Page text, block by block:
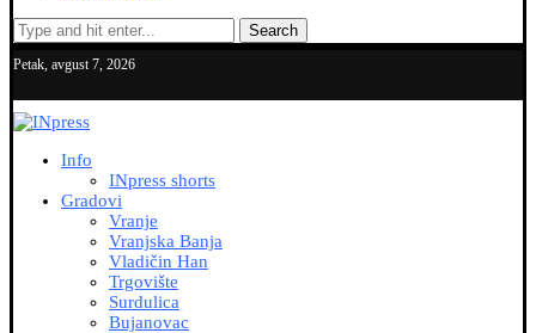
Search
Petak, avgust 7, 2026
Info
INpress shorts
Gradovi
Vranje
Vranjska Banja
Vladičin Han
Trgovište
Surdulica
Bujanovac